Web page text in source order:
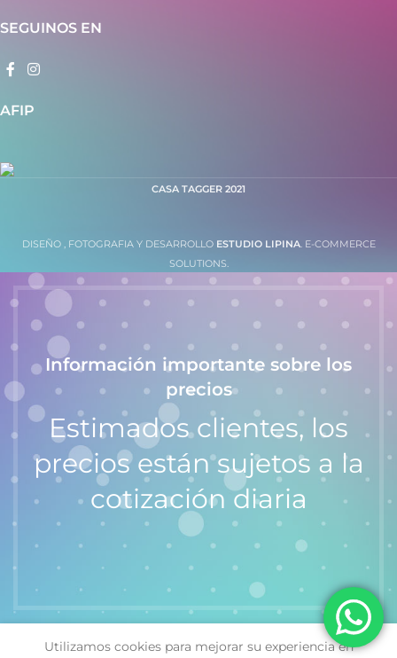
SEGUINOS EN
AFIP
CASA TAGGER 2021
DISEÑO , FOTOGRAFIA Y DESARROLLO ESTUDIO LIPINA. E-COMMERCE
SOLUTIONS.
Información importante sobre los
precios
Estimados clientes, los
precios están sujetos a la
cotización diaria
Utilizamos cookies para mejorar su experiencia en